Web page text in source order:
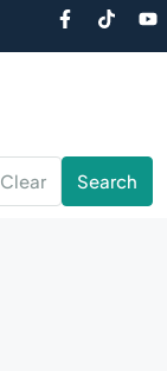
Clear Search